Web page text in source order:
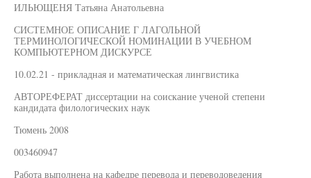
ИЛЬЮЩЕНЯ Татьяна Анатольевна
СИСТЕМНОЕ ОПИСАНИЕ Г ЛАГОЛЬНОЙ
ТЕРМИНОЛОГИЧЕСКОЙ НОМИНАЦИИ В УЧЕБНОМ
КОМПЬЮТЕРНОМ ДИСКУРСЕ
10.02.21 - прикладная и математическая лингвистика
АВТОРЕФЕРАТ диссертации на соискание ученой степени
кандидата филологических наук
Тюмень 2008
003460947
Работа выполнена на кафедре перевода и переводоведения